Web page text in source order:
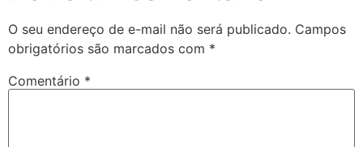
O seu endereço de e-mail não será publicado. Campos
obrigatórios são marcados com *
Comentário *